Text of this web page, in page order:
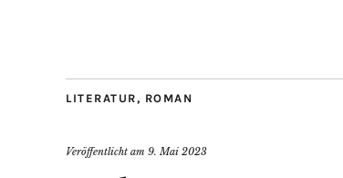
LITERATUR, ROMAN
Veröffentlicht am 9. Mai 2023